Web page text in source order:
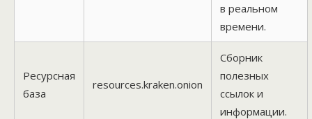
в реальном
времени.
Ресурсная
база
resources.kraken.onion
Сборник
полезных
ссылок и
информации.